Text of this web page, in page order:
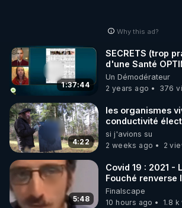
Why this ad?
1:37:44
SECRETS (trop
d'une Santé
Alimentation
et Purge..
Un Démodérateur
2 years ago
376
4:22
les organismes
conductivité
si j'avions su
2 weeks ago
2
5:48
Covid 19 : 2021 -
Fouché renverse
de CNews !
Finalscape
10 hours ago
1.8